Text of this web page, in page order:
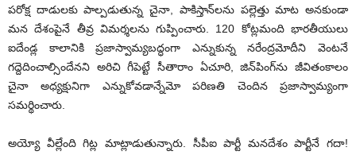
పరోక్ష దాడులకు పాల్పడుతున్న చైనా, పాకిస్తాన్‌లను పల్లెత్తు మాట అనకుండా
మన దేశంపైనే తీవ్ర విమర్శలను గుప్పించారు. 120 కోట్లమంది భారతీయులు
ఐదేండ్ల కాలానికి ప్రజాస్వామ్యబద్ధంగా ఎన్నుకున్న నరేంద్రమోదీని వెంటనే
గద్దెదించాల్సిందేనని అరిచి గీపెట్టే సీతారాం ఏచూరి, జిన్‌పింగ్‌ను జీవితంకాలం
చైనా అధ్యక్షునిగా ఎన్నుకోవడాన్నేమో పరిణతి చెందిన ప్రజాస్వామ్యంగా
సమర్థించారు.
అయ్యో వీల్లేంది గిట్ల మాట్లాడుతున్నారు. సీపీఐ పార్టీ మనదేశం పార్టీనే గదా!